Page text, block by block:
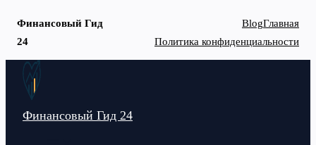
Финансовый Гид
24
BlogГлавная
Политика конфиденциальности
Перейти
Финансовый Гид 24